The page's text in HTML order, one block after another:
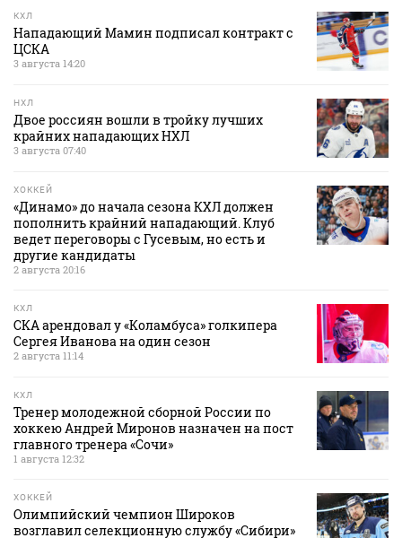
КХЛ
Нападающий Мамин подписал контракт с
ЦСКА
3 августа 14:20
НХЛ
Двое россиян вошли в тройку лучших
крайних нападающих НХЛ
3 августа 07:40
ХОККЕЙ
«Динамо» до начала сезона КХЛ должен
пополнить крайний нападающий. Клуб
ведет переговоры с Гусевым, но есть и
другие кандидаты
2 августа 20:16
КХЛ
СКА арендовал у «Коламбуса» голкипера
Сергея Иванова на один сезон
2 августа 11:14
КХЛ
Тренер молодежной сборной России по
хоккею Андрей Миронов назначен на пост
главного тренера «Сочи»
1 августа 12:32
ХОККЕЙ
Олимпийский чемпион Широков
возглавил селекционную службу «Сибири»